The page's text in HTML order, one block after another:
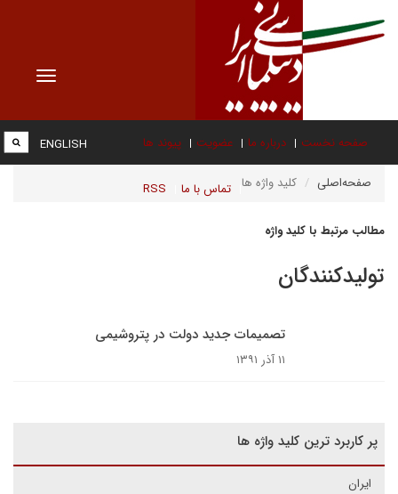
Toggle
صفحه نخست درباره ما عضویت پیوند ها
تماس با ما RSS
ENGLISH
صفحه‌اصلی کلید واژه ها
مطالب مرتبط با کلید واژه
تولیدکنندگان
تصمیمات جدید دولت در پتروشیمی
۱۱ آذر ۱۳۹۱
پر کاربرد ترین کلید واژه ها
ایران